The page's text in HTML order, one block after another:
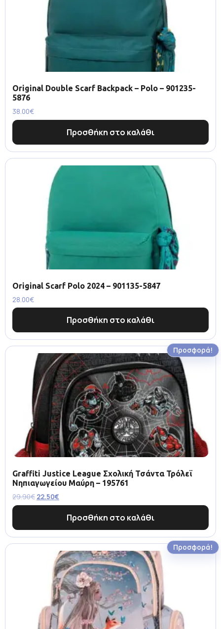
Original Double Scarf Backpack – Polo – 901235-
5876
38.00€
Προσθήκη στο καλάθι
Original Scarf Polo 2024 – 901135-5847
28.00€
Προσθήκη στο καλάθι
Προσφορά!
Graffiti Justice League Σχολική Τσάντα Τρόλεϊ
Νηπιαγωγείου Μαύρη – 195761
29.90€ 22.50€
Προσθήκη στο καλάθι
Προσφορά!